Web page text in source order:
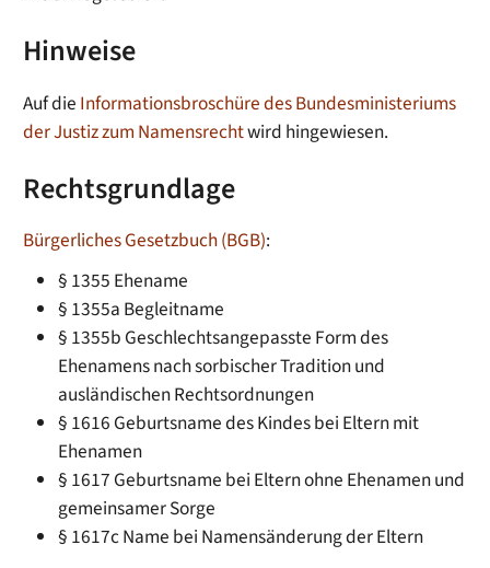
Hinweise
Auf die Informationsbroschüre des Bundesministeriums
der Justiz zum Namensrechtwird hingewiesen.
Rechtsgrundlage
Bürgerliches Gesetzbuch (BGB):
§ 1355 Ehename
§ 1355a Begleitname
§ 1355b Geschlechtsangepasste Form des
Ehenamens nach sorbischer Tradition und
ausländischen Rechtsordnungen
§ 1616 Geburtsname des Kindes bei Eltern mit
Ehenamen
§ 1617 Geburtsname bei Eltern ohne Ehenamen und
gemeinsamer Sorge
§ 1617c Name bei Namensänderung der Eltern